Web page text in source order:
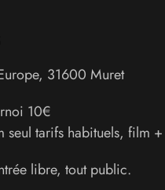
, 31600 Muret
10€
tarifs habituels, film
libre, tout public.